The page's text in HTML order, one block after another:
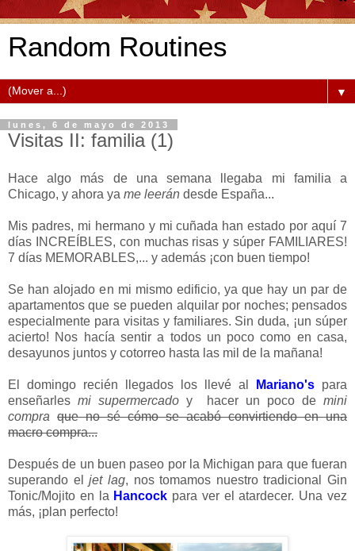
Random Routines
▼
lunes, 6 de mayo de 2013
Visitas II: familia (1)
Hace algo más de una semana llegaba mi familia a
Chicago, y ahora ya me leerán desde España...
Mis padres, mi hermano y mi cuñada han estado por aquí 7
días INCREÍBLES, con muchas risas y súper FAMILIARES!
7 días MEMORABLES,... y además ¡con buen tiempo!
Se han alojado en mi mismo edificio, ya que hay un par de
apartamentos que se pueden alquilar por noches; pensados
especialmente para visitas y familiares. Sin duda, ¡un súper
acierto! Nos hacía sentir a todos un poco como en casa,
desayunos juntos y cotorreo hasta las mil de la mañana!
El domingo recién llegados los llevé al Mariano's para
enseñarles mi supermercado y hacer un poco de mini
compra que no sé cómo se acabó convirtiendo en una
macro compra...
Después de un buen paseo por la Michigan para que fueran
superando eljet lag, nos tomamos nuestro tradicional Gin
Tonic/Mojito en la Hancock para ver el atardecer. Una vez
más, ¡plan perfecto!